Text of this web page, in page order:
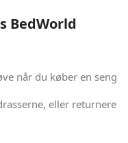
BedWorld
når du køber en seng
eller returnere